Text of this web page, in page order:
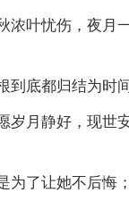
浓叶忧伤，夜月
到底都归结为时
岁月静好，现世
为了让她不后悔